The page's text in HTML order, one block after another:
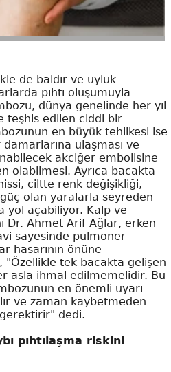
de baldır ve uyluk
pıhtı oluşumuyla
dünya genelinde her yıl
teşhis edilen ciddi bir
en büyük tehlikesi ise
damarlarına ulaşması ve
akciğer embolisine
olabilmesi. Ayrıca bacakta
hissi, ciltte renk değişikliği,
olan yaralarla seyreden
yol açabiliyor. Kalp ve
Dr. Ahmet Arif Ağlar, erken
sayesinde pulmoner
hasarının önüne
tek bacakta gelişen
asla ihmal edilmemelidir. Bu
en önemli uyarı
ve zaman kaybetmeden
dedi.
pıhtılaşma riskini